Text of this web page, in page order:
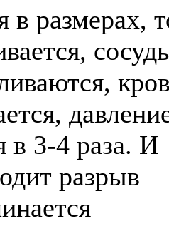
в размерах,
в 3-4 раза. И
разрыв